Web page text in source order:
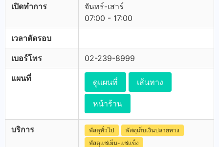
เปิดทำการ
จันทร์-เสาร์
07:00 - 17:00
เวลาตัดรอบ
เบอร์โทร 02-239-8999
แผนที่ ดูแผนที่ เส้นทาง
หน้าร้าน
บริการ พัสดุทั่วไป
พัสดุเก็บเงินปลายทาง
พัสดุแช่เย็น-แช่แข็ง